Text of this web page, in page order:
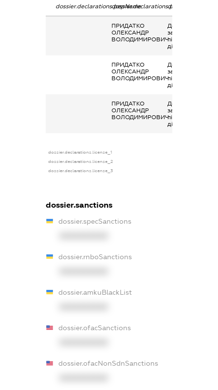
dossier.declarations.pepNamedossier.declarations.personName
ПРИДАТКО
ОЛЕКСАНДР
ВОЛОДИМИРОВИЧ
Дохід від
зайняття
діяльністю
ПРИДАТКО
ОЛЕКСАНДР
ВОЛОДИМИРОВИЧ
Дохід від
зайняття
діяльністю
ПРИДАТКО
ОЛЕКСАНДР
ВОЛОДИМИРОВИЧ
Дохід від
зайняття
діяльністю
dossier.declarations.license_1
dossier.declarations.license_2
dossier.declarations.license_3
dossier.sanctions
dossier.specSanctions
dossier.rnboSanctions
dossier.amkuBlackList
dossier.ofacSanctions
dossier.ofacNonSdnSanctions